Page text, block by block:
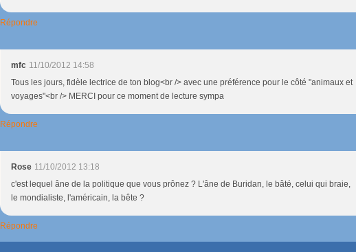
Répondre
mfc 11/10/2012 14:58
Tous les jours, fidèle lectrice de ton blog<br /> avec une préférence pour le côté "animaux et
voyages"<br /> MERCI pour ce moment de lecture sympa
Répondre
Rose 11/10/2012 13:18
c'est lequel âne de la politique que vous prônez ? L'âne de Buridan, le bâté, celui qui braie,
le mondialiste, l'américain, la bête ?
Répondre